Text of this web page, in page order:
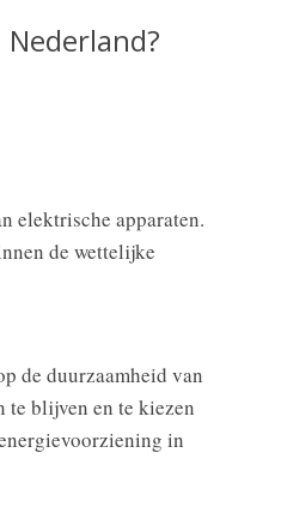
elektrische apparaten.
de wettelijke
de duurzaamheid van
te blijven en te kiezen
in